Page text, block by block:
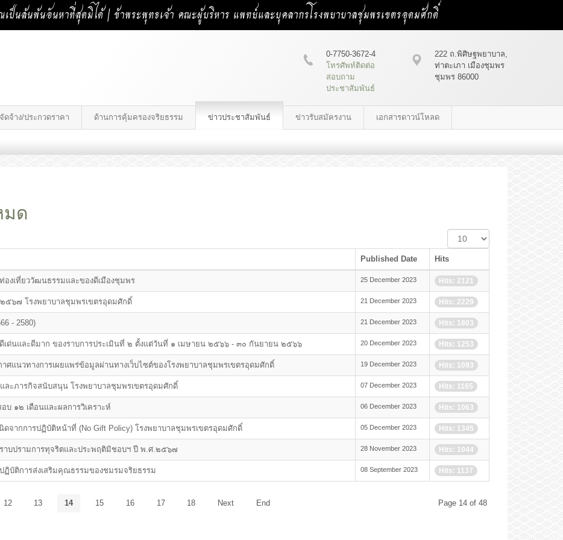
ป็นล้นพ้นอันหาที่สุดมิได้ | ข้าพระพุทธเจ้า คณะผู้บริหาร แพทย์และบุคลากรโรงพยาบาลชุมพรเขตรอุดมศักดิ์
222 ถ.พิศิษฐพยาบาล,
ท่าตะเภา เมืองชุมพร
ชุมพร 86000
0-7750-3672-4
โทรศัพท์ติดต่อ
สอบถาม
ประชาสัมพันธ์
ดจ้าง/ประกวดราคา ด้านการคุ้มครองจริยธรรม ข่าวประชาสัมพันธ์ ข่าวรับสมัครงาน เอกสารดาวน์โหลด
มด
Display
#
Published Date Hits
องเที่ยววัฒนธรรมและของดีเมืองชุมพร 25 December 2023 Hits: 2121
๕๖๗ โรงพยาบาลชุมพรเขตรอุดมศักดิ์ 21 December 2023 Hits: 2229
- 2580) 21 December 2023 Hits: 1803
เด่นและดีมาก ของราบการประเมินที่ ๒ ตั้งแต่วันที่ ๑ เมษายน ๒๕๖๖ - ๓๐ กันยายน ๒๕๖๖ 20 December 2023 Hits: 1253
ศแนวทางการเผยแพร่ข้อมูลผ่านทางเว็บไซต์ของโรงพยาบาลชุมพรเขตรอุดมศักดิ์ 19 December 2023 Hits: 1093
ละภารกิจสนับสนุน โรงพยาบาลชุมพรเขตรอุดมศักดิ์ 07 December 2023 Hits: 1165
บ ๑๒ เดือนและผลการวิเคราะห์ 06 December 2023 Hits: 1063
จากการปฏิบัติหน้าที่ (No Gift Policy) โรงพยาบาลชุมพรเขตรอุดมศักดิ์ 05 December 2023 Hits: 1345
าบปรามการทุจริตและประพฤติมิชอบฯ ปี พ.ศ.๒๕๖๗ 28 November 2023 Hits: 1044
ฏิบัติการส่งเสริมคุณธรรมของชมรมจริยธรรม 08 September 2023 Hits: 1137
Page 14 of 48
12 13 14 15 16 17 18 Next End